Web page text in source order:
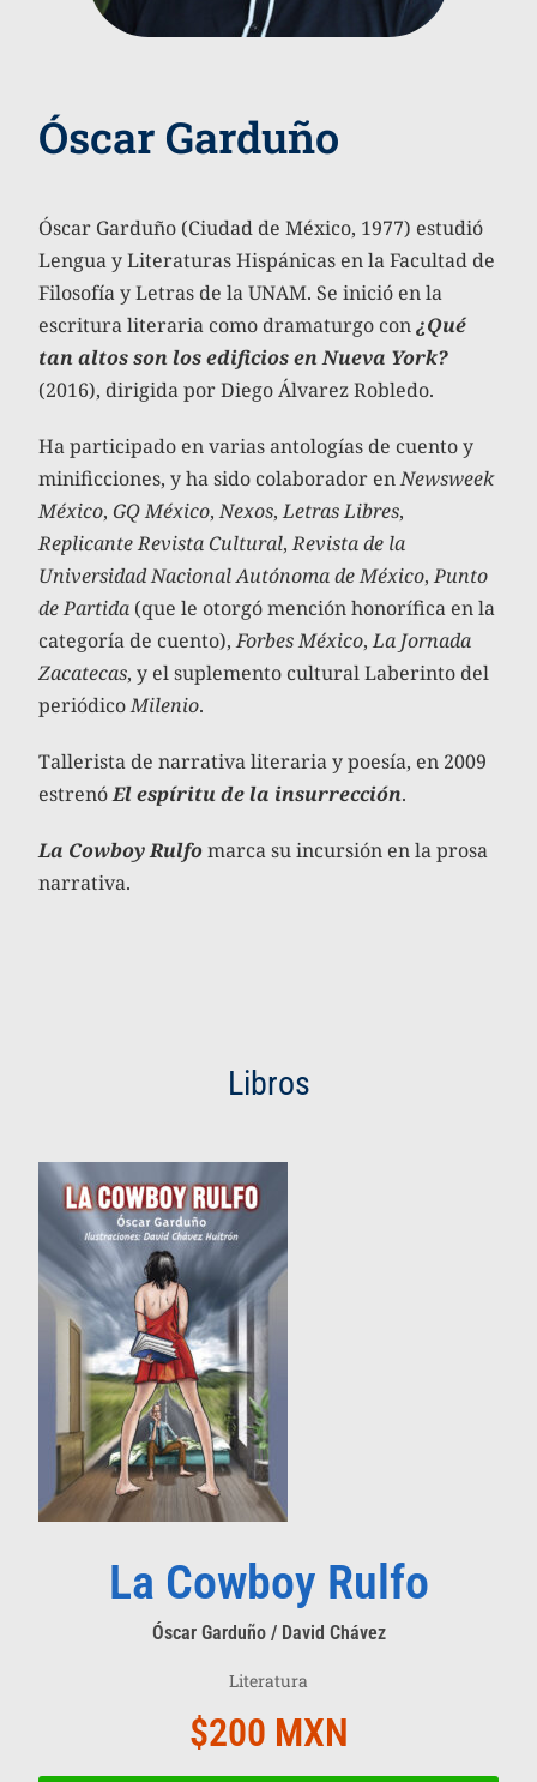
Óscar Garduño
Óscar Garduño (Ciudad de México, 1977) estudió
Lengua y Literaturas Hispánicas en la Facultad de
Filosofía y Letras de la UNAM. Se inició en la
escritura literaria como dramaturgo con¿Qué
tan altos son los edificios en Nueva York?
(2016), dirigida por Diego Álvarez Robledo.
Ha participado en varias antologías de cuento y
minificciones, y ha sido colaborador enNewsweek
México,GQ México,Nexos,Letras Libres,
Replicante Revista Cultural,Revista de la
Universidad Nacional Autónoma de México,Punto
de Partida (que le otorgó mención honorífica en la
categoría de cuento),Forbes México,La Jornada
Zacatecas, y el suplemento cultural Laberinto del
periódicoMilenio.
Tallerista de narrativa literaria y poesía, en 2009
estrenóEl espíritu de la insurrección.
La Cowboy Rulfomarca su incursión en la prosa
narrativa.
Libros
La Cowboy Rulfo
Óscar Garduño / David Chávez
Literatura
$200 MXN